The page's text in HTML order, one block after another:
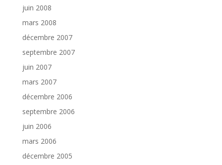
juin 2008
mars 2008
décembre 2007
septembre 2007
juin 2007
mars 2007
décembre 2006
septembre 2006
juin 2006
mars 2006
décembre 2005